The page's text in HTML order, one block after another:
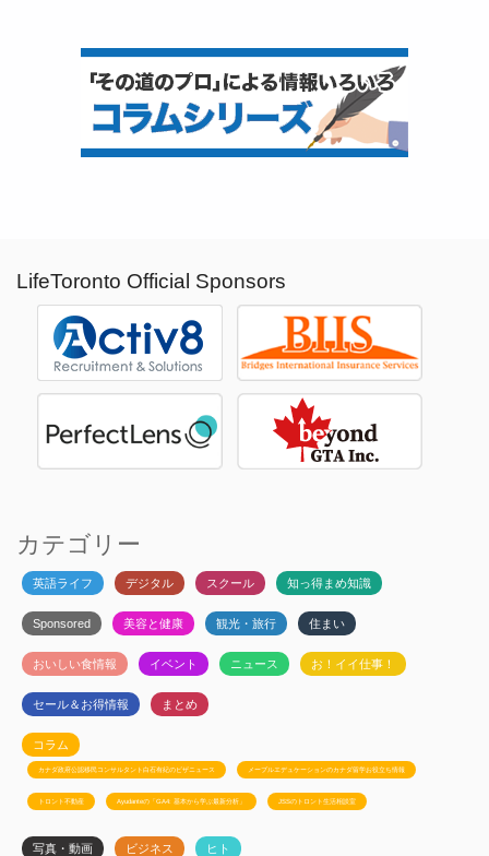
LifeToronto Official Sponsors
カテゴリー
英語ライフ デジタル スクール 知っ得まめ知識
Sponsored 美容と健康 観光・旅行 住まい
おいしい食情報 イベント ニュース お！イイ仕事！
セール＆お得情報 まとめ
コラム
カナダ政府公認移民コンサルタント白石有紀のビザニュース メープルエデュケーションのカナダ留学お役立ち情報
トロント不動産 Ayudanteの「GA4: 基本から学ぶ最新分析」 JSSのトロント生活相談室
写真・動画 ビジネス ヒト